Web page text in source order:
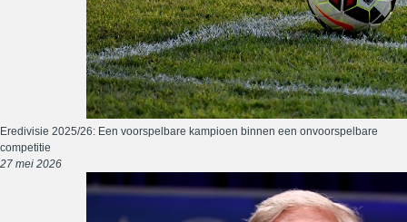
Eredivisie 2025/26: Een voorspelbare kampioen binnen een onvoorspelbare
competitie
27 mei 2026